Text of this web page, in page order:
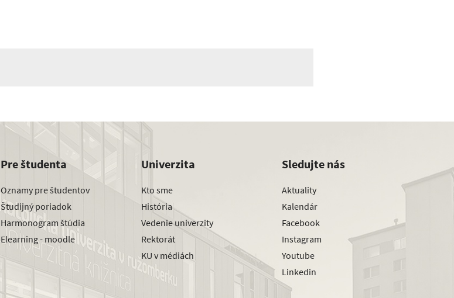
Pre študenta
Oznamy pre študentov
Študijný poriadok
Harmonogram štúdia
Elearning - moodle
Univerzita
Kto sme
História
Vedenie univerzity
Rektorát
KU v médiách
Sledujte nás
Aktuality
Kalendár
Facebook
Instagram
Youtube
Linkedin